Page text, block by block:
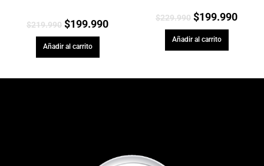
$219.990 $199.990
Añadir al carrito
$229.990 $199.990
Añadir al carrito